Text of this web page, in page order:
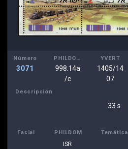
Número
3071
PHILDOM
998.14a
/c
YVERT
1405/14
07
Descripción
33 s
Facial PHILDOM Temática
ISR